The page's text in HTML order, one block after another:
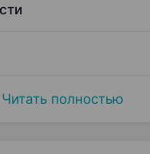
Читать полностью